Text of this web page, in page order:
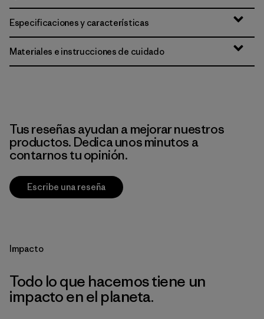
Especificaciones y características
Materiales e instrucciones de cuidado
Tus reseñas ayudan a mejorar nuestros
productos. Dedica unos minutos a
contarnos tu opinión.
Escribe una reseña
Impacto
Todo lo que hacemos tiene un
impacto en el planeta.